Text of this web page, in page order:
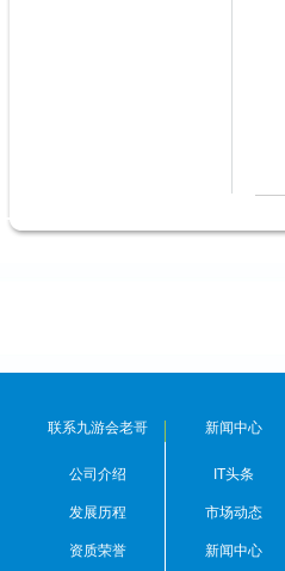
联系九游会老哥
公司介绍
发展历程
资质荣誉
新闻中心
IT头条
市场动态
新闻中心